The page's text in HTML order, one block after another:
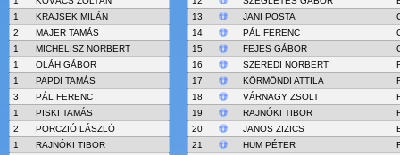
1
KRAJSEK MILÁN
2
MAJER TAMÁS
1
MICHELISZ NORBERT
1
OLÁH GÁBOR
1
PAPDI TAMÁS
3
PÁL FERENC
1
PISKI TAMÁS
2
PORCZIÓ LÁSZLÓ
1
RAJNÓKI TIBOR
13
JANI POSTA
14
PÁL FERENC
15
FEJES GÁBOR
16
SZEREDI NORBERT
17
KÖRMÖNDI ATTILA
18
VÁRNAGY ZSOLT
19
RAJNÓKI TIBOR
20
JANOS ZIZICS
21
HUM PÉTER